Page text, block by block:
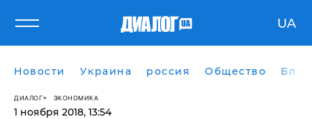
UA
Новости Украина россия Общество
ДИАЛОГ ЭКОНОМИКА
1 ноября 2018, 13:54